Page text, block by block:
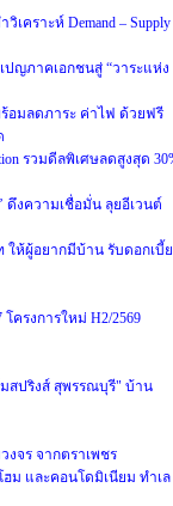
คราะห์ Demand – Supply
ปญภาคเอกชนสู่ “วาระแห่ง
ร้อมลดภาระ ค่าไฟ ด้วยฟรี
รวมดีลพิเศษลดสูงสุด
ดึงความเชื่อมั่น ลุยอีเวนต์
ให้ผู้อยากมีบ้าน รับดอกเบี้ย
ครงการใหม่ H2/2569
สปริงส์ สุพรรณบุรี" บ้าน
งจร จากตราเพชร
ม และคอนโดมิเนียม ทำเล